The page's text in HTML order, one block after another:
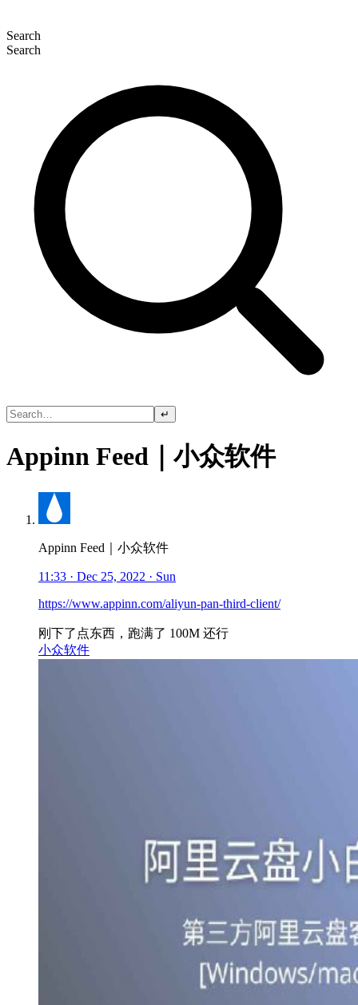
Search
Search
↵
Appinn Feed｜小众软件
Appinn Feed｜小众软件
11:33 · Dec 25, 2022 · Sun
https://www.appinn.com/aliyun-pan-third-client/
刚下了点东西，跑满了 100M 还行
小众软件